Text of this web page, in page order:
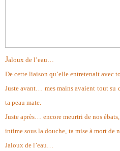
Jaloux de l’eau…
De cette liaison qu’elle entretenait avec
Juste avant… mes mains avaient tout su
ta peau mate.
Juste après… encore meurtri de nos
intime sous la douche, ta mise à mort de
Jaloux de l’eau…